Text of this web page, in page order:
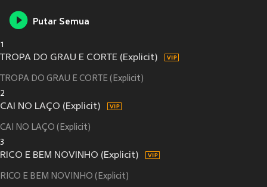
Putar Semua
1
TROPA DO GRAU E CORTE (Explicit)
TROPA DO GRAU E CORTE (Explicit)
2
CAI NO LAÇO (Explicit)
CAI NO LAÇO (Explicit)
3
RICO E BEM NOVINHO (Explicit)
RICO E BEM NOVINHO (Explicit)